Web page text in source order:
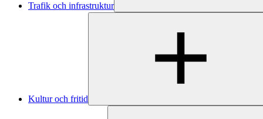
Trafik och infrastruktur
Kultur och fritid